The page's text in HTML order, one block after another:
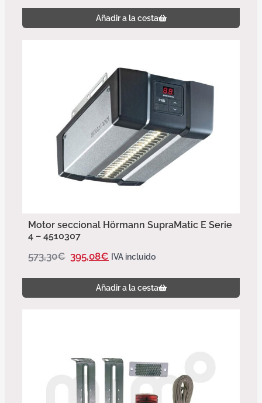
Añadir a la cesta
Motor seccional Hörmann SupraMatic E Serie
4 – 4510307
573,30€ 395,08€ IVA incluido
Añadir a la cesta